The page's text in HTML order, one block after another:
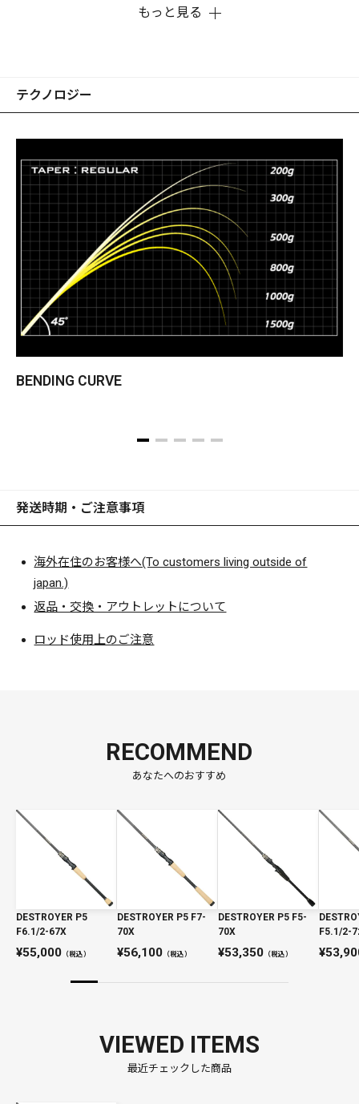
らの手で生み出したハンドビルドバスロッド、「ARMS」の
ロジーであまたのバスロッドを置き去りに、バスロッドの新
要部位を必要最小面積のカーボンファイバーでパネル化し、
資源使用量を合理的、かつ最小限に抑える軽量化・高強度製
法を確立。メガバス独自の5D-GRAPHITEシステム（※LAIHA
は7D-GRAPHITEシステムとなる）によって、破壊王の持続可
能な最新ブランクス工法を構築。 異次元からやってきた伊東
由樹のロッドエンジニアリングの数々が破壊王に注ぎ込ま
れ、四半世紀に及ぶ日本のバスロッドの歴史的牽引者、デス
トロイヤーのＤＮＡは、よりアクティブなレベルへと昇華。
デストロイヤーは、世界三大デザインアワードに数えられる
歴史的な「iFデザインアワード」と「REDDOTデザインアワ
ード」でも世界的に高く評価されている、唯一のバスロッド
げ、激戦の米国バスロッド市場においては、契約の有無にか
アユーザーが年々増加。 未来からやってきたといわれるスペ
ックは、商業ベースのモデルチェンジを必要としない、普遍
ィールドでドラマを生み出すのだ。 デストロイヤーは、既
成概念の破壊者だ。あの時と同じように。
もっと見る
テクノロジー
BENDING CURVE
発送時期・ご注意事項
海外在住のお客様へ(To customers living outside of
japan.)
返品・交換・アウトレットについて
ロッド使用上のご注意
RECOMMEND
あなたへのおすすめ
DESTROYER P5
F6.1/2-67X
55,000 （税込）
DESTROYER P5 F7-
70X
56,100（税込）
DESTROYER P5 F5-
70X
53,350（税込）
F5.1/2-
VIEWED ITEMS
最近チェックした商品